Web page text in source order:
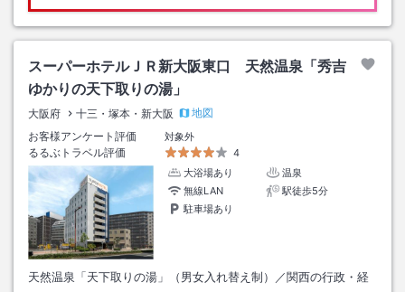
スーパーホテルＪＲ新大阪東口 天然温泉「秀吉
ゆかりの天下取りの湯」
大阪府 十三・塚本・新大阪
地図
お客様アンケート評価
対象外
るるぶトラベル評価
4
大浴場あり
温泉
無線LAN
駅徒歩5分
駐車場あり
天然温泉「天下取りの湯」（男女入れ替え制）／関西の行政・経